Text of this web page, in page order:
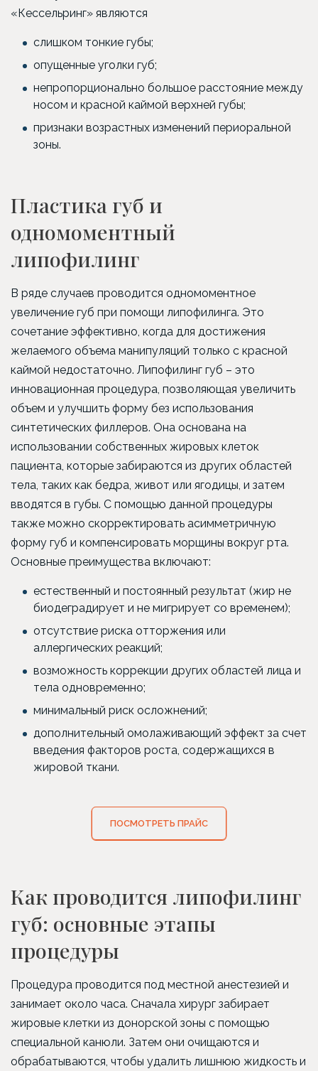
«Кессельринг» являются
слишком тонкие губы;
опущенные уголки губ;
непропорционально большое расстояние между
носом и красной каймой верхней губы;
признаки возрастных изменений периоральной
зоны.
Пластика губ и
одномоментный
липофилинг
В ряде случаев проводится одномоментное
увеличение губ при помощи липофилинга. Это
сочетание эффективно, когда для достижения
желаемого объема манипуляций только с красной
каймой недостаточно. Липофилинг губ – это
инновационная процедура, позволяющая увеличить
объем и улучшить форму без использования
синтетических филлеров. Она основана на
использовании собственных жировых клеток
пациента, которые забираются из других областей
тела, таких как бедра, живот или ягодицы, и затем
вводятся в губы. С помощью данной процедуры
также можно скорректировать асимметричную
форму губ и компенсировать морщины вокруг рта.
Основные преимущества включают:
естественный и постоянный результат (жир не
биодеградирует и не мигрирует со временем);
отсутствие риска отторжения или
аллергических реакций;
возможность коррекции других областей лица и
тела одновременно;
минимальный риск осложнений;
дополнительный омолаживающий эффект за счет
введения факторов роста, содержащихся в
жировой ткани.
ПОСМОТРЕТЬ ПРАЙС
Как проводится липофилинг
губ: основные этапы
процедуры
Процедура проводится под местной анестезией и
занимает около часа. Сначала хирург забирает
жировые клетки из донорской зоны с помощью
специальной канюли. Затем они очищаются и
обрабатываются, чтобы удалить лишнюю жидкость и